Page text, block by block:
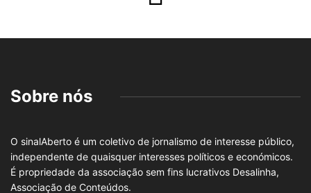
Sobre nós
O sinalAberto é um coletivo de jornalismo de interesse público,
independente de quaisquer interesses políticos e económicos.
É propriedade da associação sem fins lucrativos Desalinha,
Associação de Conteúdos.